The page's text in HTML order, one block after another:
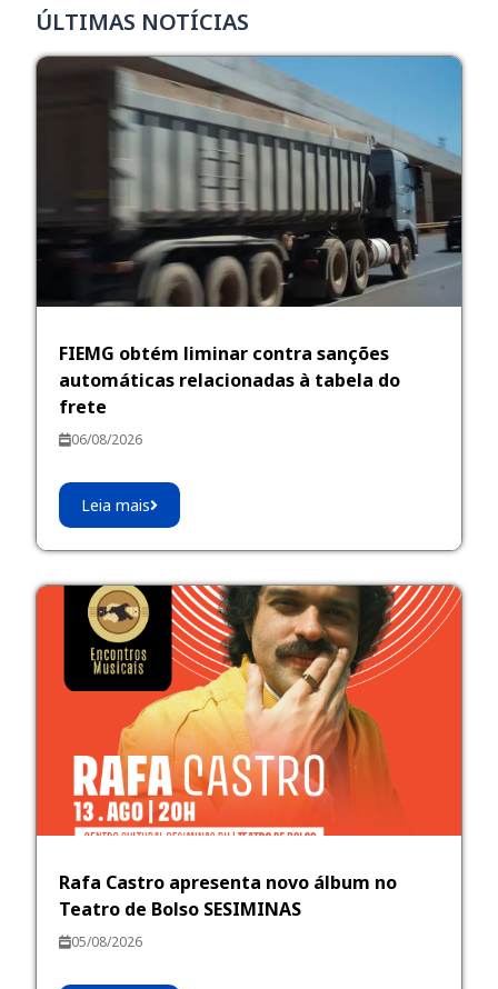
ÚLTIMAS NOTÍCIAS
FIEMG obtém liminar contra sanções
automáticas relacionadas à tabela do
frete
06/08/2026
Leia mais
Rafa Castro apresenta novo álbum no
Teatro de Bolso SESIMINAS
05/08/2026